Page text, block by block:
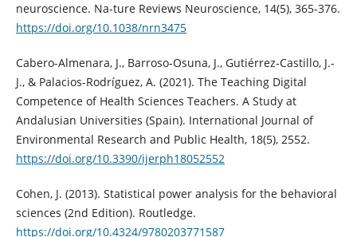
neuroscience. Na-ture Reviews Neuroscience, 14(5), 365-376.
https://doi.org/10.1038/nrn3475
Cabero-Almenara, J., Barroso-Osuna, J., Gutiérrez-Castillo, J.-
J., & Palacios-Rodríguez, A. (2021). The Teaching Digital
Competence of Health Sciences Teachers. A Study at
Andalusian Universities (Spain). International Journal of
Environmental Research and Public Health, 18(5), 2552.
https://doi.org/10.3390/ijerph18052552
Cohen, J. (2013). Statistical power analysis for the behavioral
sciences (2nd Edition). Routledge.
https://doi.org/10.4324/9780203771587